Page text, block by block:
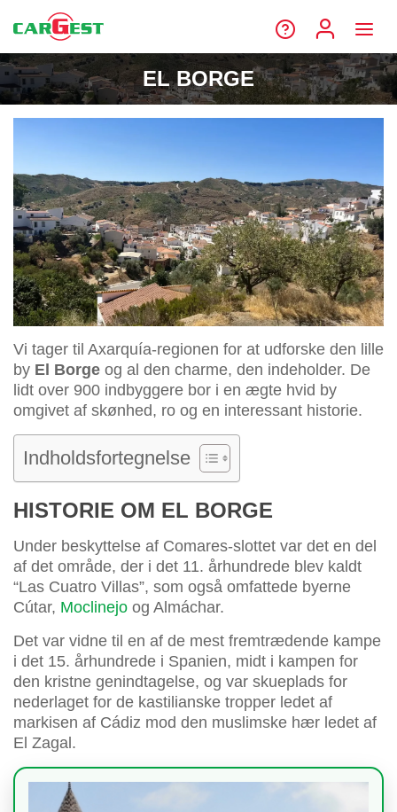
EL BORGE
Vi tager til Axarquía-regionen for at udforske den lille
by El Borge og al den charme, den indeholder. De
lidt over 900 indbyggere bor i en ægte hvid by
omgivet af skønhed, ro og en interessant historie.
Indholdsfortegnelse
HISTORIE OM EL BORGE
Under beskyttelse af Comares-slottet var det en del
af det område, der i det 11. århundrede blev kaldt
“Las Cuatro Villas”, som også omfattede byerne
Cútar, Moclinejo og Almáchar.
Det var vidne til en af de mest fremtrædende kampe
i det 15. århundrede i Spanien, midt i kampen for
den kristne genindtagelse, og var skueplads for
nederlaget for de kastilianske tropper ledet af
markisen af Cádiz mod den muslimske hær ledet af
El Zagal.